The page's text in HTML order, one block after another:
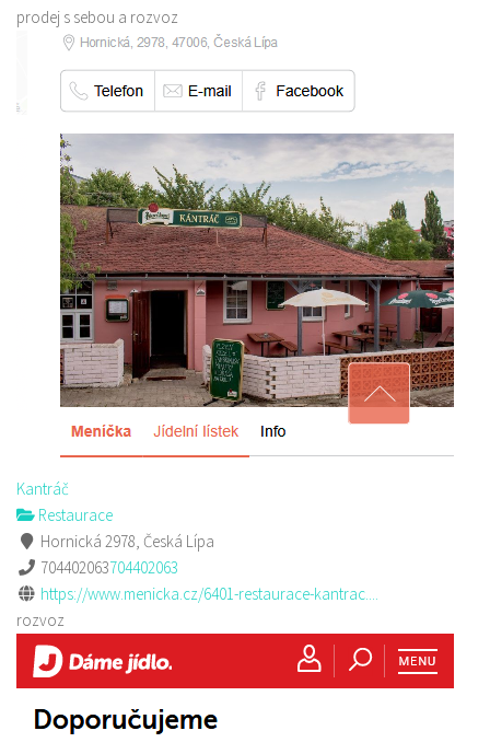
prodej s sebou a rozvoz
Kantráč
Restaurace
Hornická 2978, Česká Lípa
704402063704402063
https://www.menicka.cz/6401-restaurace-kantrac....
rozvoz